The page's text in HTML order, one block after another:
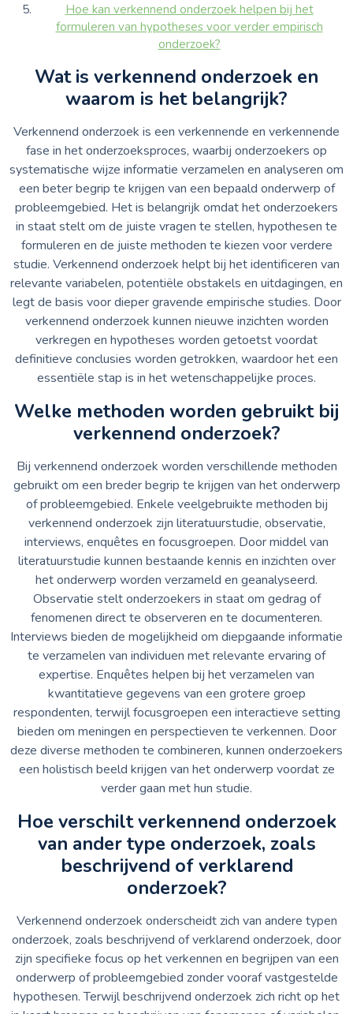
Hoe kan verkennend onderzoek helpen bij het
formuleren van hypotheses voor verder empirisch
onderzoek?
Wat is verkennend onderzoek en
waarom is het belangrijk?
Verkennend onderzoek is een verkennende en verkennende
fase in het onderzoeksproces, waarbij onderzoekers op
systematische wijze informatie verzamelen en analyseren om
een beter begrip te krijgen van een bepaald onderwerp of
probleemgebied. Het is belangrijk omdat het onderzoekers
in staat stelt om de juiste vragen te stellen, hypothesen te
formuleren en de juiste methoden te kiezen voor verdere
studie. Verkennend onderzoek helpt bij het identificeren van
relevante variabelen, potentiële obstakels en uitdagingen, en
legt de basis voor dieper gravende empirische studies. Door
verkennend onderzoek kunnen nieuwe inzichten worden
verkregen en hypotheses worden getoetst voordat
definitieve conclusies worden getrokken, waardoor het een
essentiële stap is in het wetenschappelijke proces.
Welke methoden worden gebruikt bij
verkennend onderzoek?
Bij verkennend onderzoek worden verschillende methoden
gebruikt om een breder begrip te krijgen van het onderwerp
of probleemgebied. Enkele veelgebruikte methoden bij
verkennend onderzoek zijn literatuurstudie, observatie,
interviews, enquêtes en focusgroepen. Door middel van
literatuurstudie kunnen bestaande kennis en inzichten over
het onderwerp worden verzameld en geanalyseerd.
Observatie stelt onderzoekers in staat om gedrag of
fenomenen direct te observeren en te documenteren.
Interviews bieden de mogelijkheid om diepgaande informatie
te verzamelen van individuen met relevante ervaring of
expertise. Enquêtes helpen bij het verzamelen van
kwantitatieve gegevens van een grotere groep
respondenten, terwijl focusgroepen een interactieve setting
bieden om meningen en perspectieven te verkennen. Door
deze diverse methoden te combineren, kunnen onderzoekers
een holistisch beeld krijgen van het onderwerp voordat ze
verder gaan met hun studie.
Hoe verschilt verkennend onderzoek
van ander type onderzoek, zoals
beschrijvend of verklarend
onderzoek?
Verkennend onderzoek onderscheidt zich van andere typen
onderzoek, zoals beschrijvend of verklarend onderzoek, door
zijn specifieke focus op het verkennen en begrijpen van een
onderwerp of probleemgebied zonder vooraf vastgestelde
hypothesen. Terwijl beschrijvend onderzoek zich richt op het